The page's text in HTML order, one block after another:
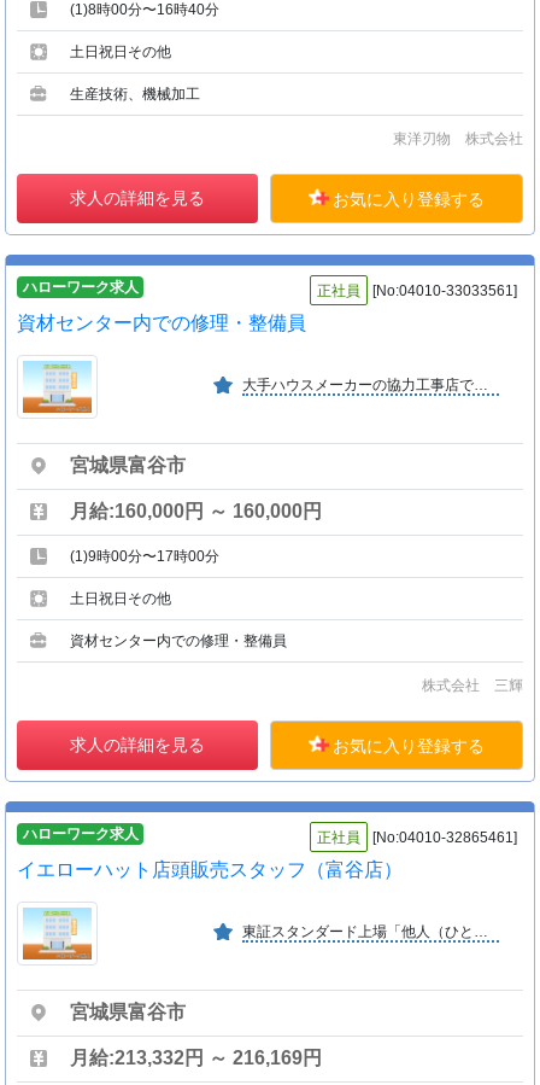
(1)8時00分〜16時40分
土日祝日その他
生産技術、機械加工
東洋刃物 株式会社
求人の詳細を見る お気に入り登録する
ハローワーク求人 正社員 [No:04010-33033561]
資材センター内での修理・整備員
大手ハウスメーカーの協力工事店ですので 仕事量も安定しております。平均勤続年数１５年以上です 専門的な知識を身につけ、資格取得のチャンスもあります
宮城県富谷市
月給:160,000円 ～ 160,000円
(1)9時00分〜17時00分
土日祝日その他
資材センター内での修理・整備員
株式会社 三輝
求人の詳細を見る お気に入り登録する
ハローワーク求人 正社員 [No:04010-32865461]
イエローハット店頭販売スタッフ（富谷店）
東証スタンダード上場「他人（ひと）の幸せが自分の幸せ」を社是とし、また「社員の成長なくして会社の発展なし、会社の発展なくして社員の幸せなし」とし社員がやりがいを持って働ける会社です
宮城県富谷市
月給:213,332円 ～ 216,169円